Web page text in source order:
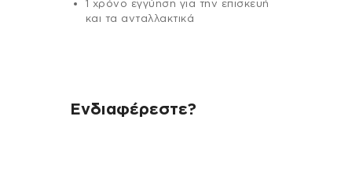
1 χρόνο εγγύηση για την επισκευή
και τα ανταλλακτικά
Ενδιαφέρεστε?